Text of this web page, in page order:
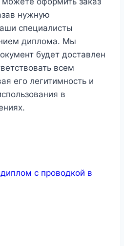
нужную
специалисты
диплома. Мы
будет доставлен
всем
его легитимность и
в
с проводкой в